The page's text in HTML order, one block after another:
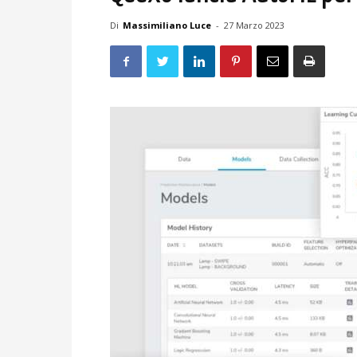
Di Massimiliano Luce - 27 Marzo 2023